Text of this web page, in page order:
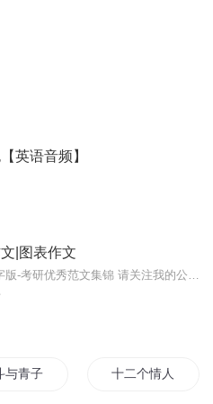
英语音频】
|图表作文
与青子的情人节 十二个情人节